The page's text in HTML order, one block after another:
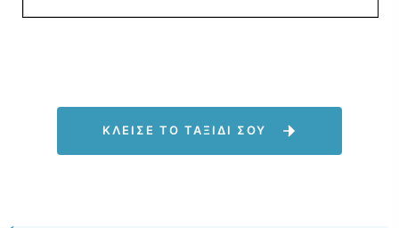
ΚΛΕΙΣΕ ΤΟ ΤΑΞΙΔΙ ΣΟΥ